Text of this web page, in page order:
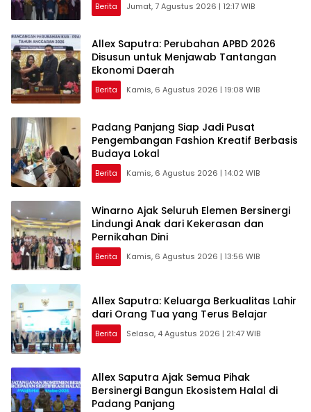
Berita Jumat, 7 Agustus 2026 | 12:17 WIB
Allex Saputra: Perubahan APBD 2026
Disusun untuk Menjawab Tantangan
Ekonomi Daerah
Berita Kamis, 6 Agustus 2026 | 19:08 WIB
Padang Panjang Siap Jadi Pusat
Pengembangan Fashion Kreatif Berbasis
Budaya Lokal
Berita Kamis, 6 Agustus 2026 | 14:02 WIB
Winarno Ajak Seluruh Elemen Bersinergi
Lindungi Anak dari Kekerasan dan
Pernikahan Dini
Berita Kamis, 6 Agustus 2026 | 13:56 WIB
Allex Saputra: Keluarga Berkualitas Lahir
dari Orang Tua yang Terus Belajar
Berita Selasa, 4 Agustus 2026 | 21:47 WIB
Allex Saputra Ajak Semua Pihak
Bersinergi Bangun Ekosistem Halal di
Padang Panjang